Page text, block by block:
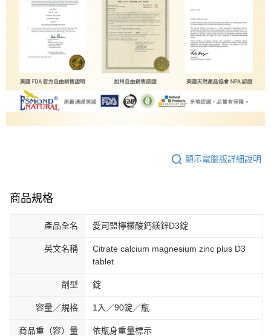
顯示電腦版詳細說明
商品規格
產品全名 愛司盟檸檬酸鈣鎂鋅D3錠
英文名稱
Citrate calcium magnesium zinc plus D3
tablet
劑型 錠
容量／規格 1入／90錠／瓶
商品重（容）量 依瓶身重量標示